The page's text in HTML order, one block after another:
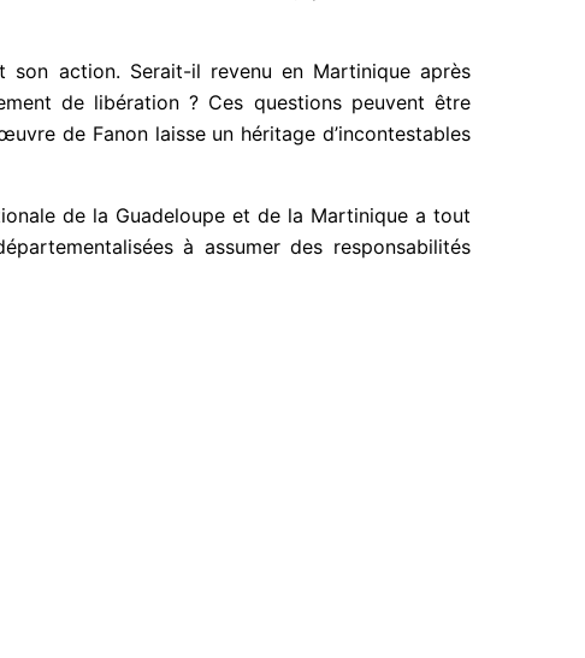
action. Serait-il revenu en Martinique après
de libération ? Ces questions peuvent être
de Fanon laisse un héritage d’incontestables
de la Guadeloupe et de la Martinique a tout
à assumer des responsabilités